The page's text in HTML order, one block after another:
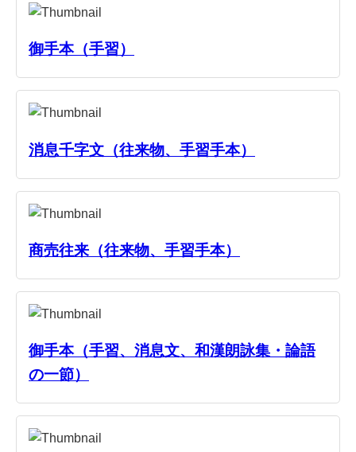
御手本（手習）
消息千字文（往来物、手習手本）
商売往来（往来物、手習手本）
御手本（手習、消息文、和漢朗詠集・論語
の一節）